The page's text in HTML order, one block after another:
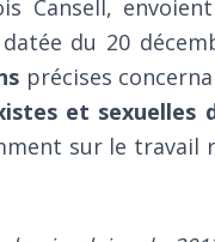
Cansell,
datée du 20
précises
et sexuelles
sur le travail